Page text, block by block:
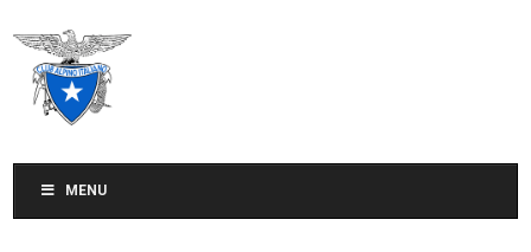
MENU